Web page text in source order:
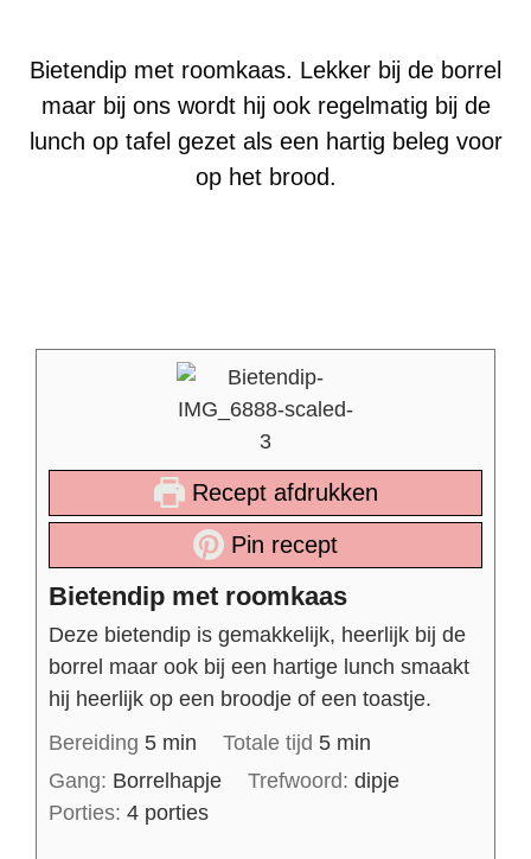
Bietendip met roomkaas. Lekker bij de borrel
maar bij ons wordt hij ook regelmatig bij de
lunch op tafel gezet als een hartig beleg voor
op het brood.
Recept afdrukken
Pin recept
Bietendip met roomkaas
Deze bietendip is gemakkelijk, heerlijk bij de
borrel maar ook bij een hartige lunch smaakt
hij heerlijk op een broodje of een toastje.
Bereiding 5 min Totale tijd 5 min
Gang: Borrelhapje Trefwoord: dipje
Porties: 4 porties